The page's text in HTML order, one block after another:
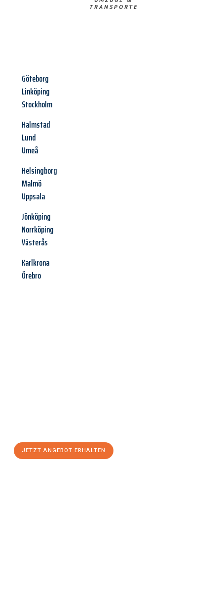
TRANSPORTE
Göteborg
Linköping
Stockholm
Halmstad
Lund
Umeå
Helsingborg
Malmö
Uppsala
Jönköping
Norrköping
Västerås
Karlkrona
Örebro
JETZT ANGEBOT ERHALTEN